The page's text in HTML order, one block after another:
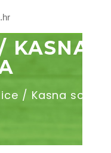
KASNA
/ Kasna sorta